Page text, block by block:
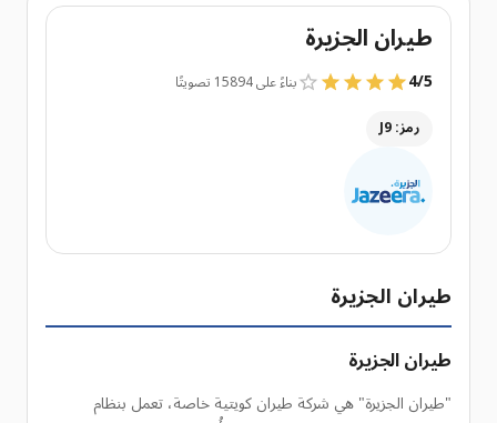
طيران الجزيرة
4/5
بناءً على 15894 تصويتًا
رمز: J9
طيران الجزيرة
طيران الجزيرة
"طيران الجزيرة" هي شركة طيران كويتية خاصة، تعمل بنظام